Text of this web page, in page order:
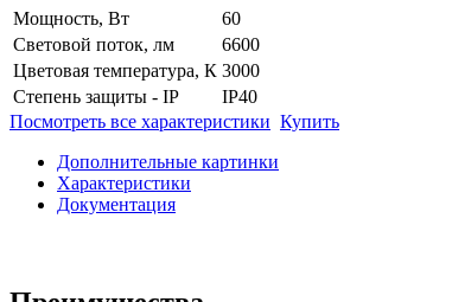
Мощность, Вт
60
Световой поток, лм
6600
Цветовая температура, К 3000
Степень защиты - IP
IP40
Посмотреть все характеристики Купить
Дополнительные картинки
Характеристики
Документация